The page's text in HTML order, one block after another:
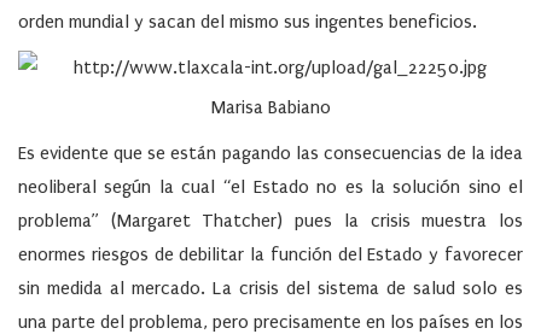
orden mundial y sacan del mismo sus ingentes beneficios.
Marisa Babiano
Es evidente que se están pagando las consecuencias de la idea
neoliberal según la cual “el Estado no es la solución sino el
problema” (Margaret Thatcher) pues la crisis muestra los
enormes riesgos de debilitar la función del Estado y favorecer
sin medida al mercado. La crisis del sistema de salud solo es
una parte del problema, pero precisamente en los países en los